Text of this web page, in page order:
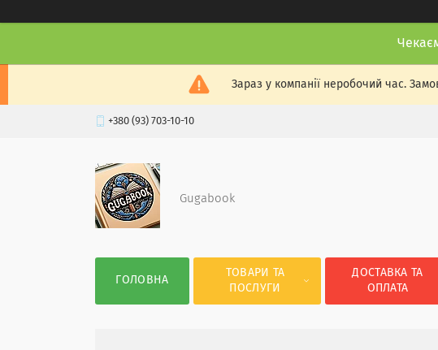
Зараз у компанії неробочий час.
+380 (93) 703-10-10
Gugabook
ГОЛОВНА
ТОВАРИ ТА
ПОСЛУГИ
ДОСТАВКА ТА
ОПЛАТА